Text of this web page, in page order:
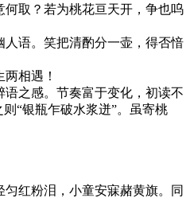
何取？若为桃花亘天开，争也呜
语。笑把清酌分一壶，得否愔
相遇！
之感。节奏富于变化，初读不
“银瓶乍破水浆迸”。虽寄桃
红粉泪，小童安寐赭黄旗。同